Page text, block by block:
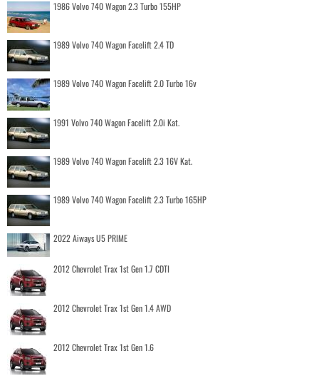
1986 Volvo 740 Wagon 2.3 Turbo 155HP
1989 Volvo 740 Wagon Facelift 2.4 TD
1989 Volvo 740 Wagon Facelift 2.0 Turbo 16v
1991 Volvo 740 Wagon Facelift 2.0i Kat.
1989 Volvo 740 Wagon Facelift 2.3 16V Kat.
1989 Volvo 740 Wagon Facelift 2.3 Turbo 165HP
2022 Aiways U5 PRIME
2012 Chevrolet Trax 1st Gen 1.7 CDTI
2012 Chevrolet Trax 1st Gen 1.4 AWD
2012 Chevrolet Trax 1st Gen 1.6